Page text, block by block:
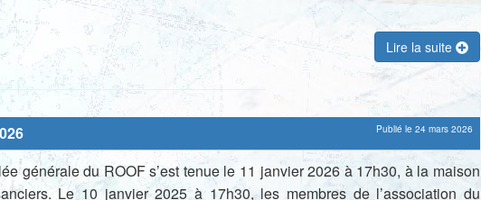
Lire la suite
Publié le 24 mars 2026
générale du ROOF s’est tenue le 11 janvier 2026 à 17h30, à la maison
Le 10 janvier 2025 à 17h30, les membres de l’association du